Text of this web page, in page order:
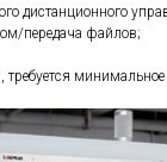
дистанционного
передача файлов;
требуется минимальное